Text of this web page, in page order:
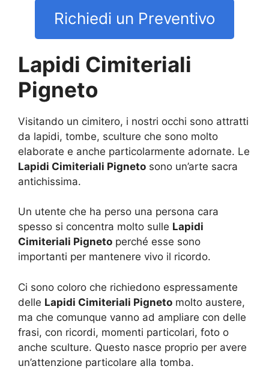
Richiedi un Preventivo
Lapidi Cimiteriali
Pigneto
Visitando un cimitero, i nostri occhi sono attratti
da lapidi, tombe, sculture che sono molto
elaborate e anche particolarmente adornate. Le
Lapidi Cimiteriali Pigneto sono un’arte sacra
antichissima.
Un utente che ha perso una persona cara
spesso si concentra molto sulle Lapidi
Cimiteriali Pigneto perché esse sono
importanti per mantenere vivo il ricordo.
Ci sono coloro che richiedono espressamente
delle Lapidi Cimiteriali Pigneto molto austere,
ma che comunque vanno ad ampliare con delle
frasi, con ricordi, momenti particolari, foto o
anche sculture. Questo nasce proprio per avere
un’attenzione particolare alla tomba.